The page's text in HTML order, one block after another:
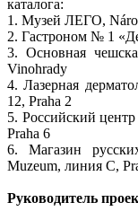
каталога:
1. Музей ЛЕГО,
2. Гастроном № 1
3. Основная
Vinohrady
4. Лазерная
12, Praha 2
5. Российский
Praha 6
6. Магазин
Muzeum, линия С,
Руководитель